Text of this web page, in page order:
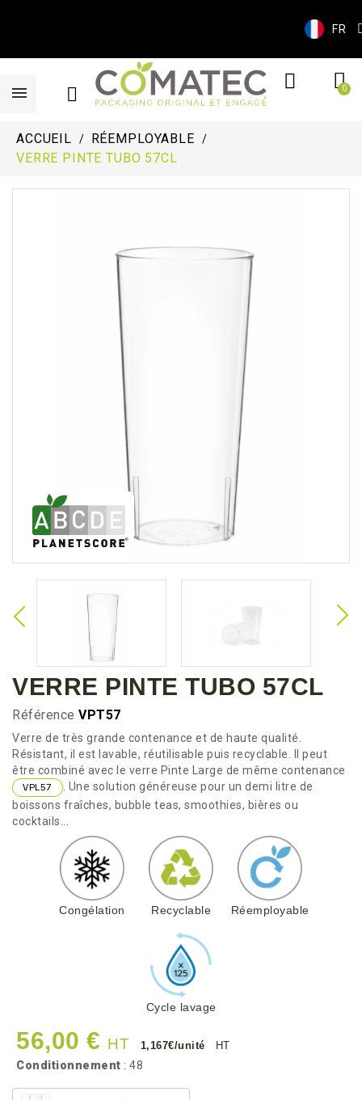
FR
ACCUEIL
RÉEMPLOYABLE
VERRE PINTE TUBO 57CL
VERRE PINTE TUBO 57CL
Référence VPT57
Verre de très grande contenance et de haute qualité.
Résistant, il est lavable, réutilisable puis recyclable. Il peut
être combiné avec le verre Pinte Large de même contenance
VPL57
. Une solution généreuse pour un demi litre de
boissons fraîches, bubble teas, smoothies, bières ou
cocktails...
Congélation Recyclable Réemployable
Cycle lavage
56,00 € HT 1,167€/unité HT
Conditionnement : 48